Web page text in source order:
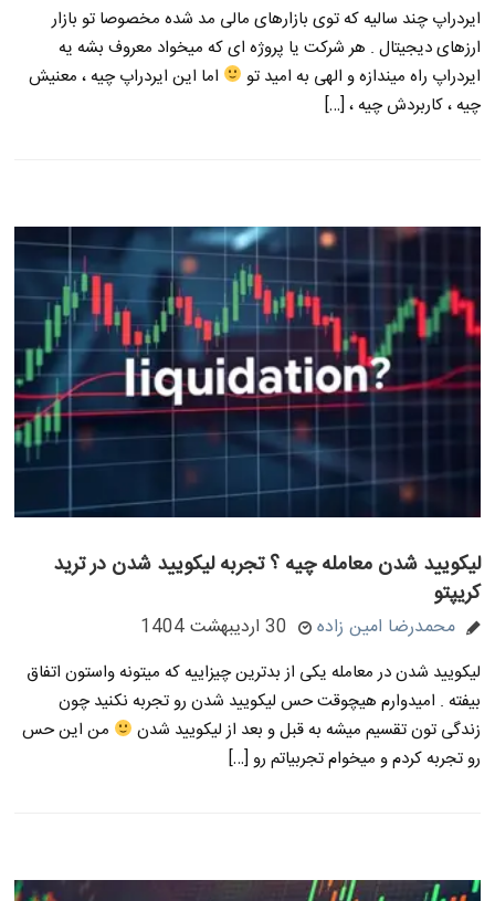
ایردراپ چند سالیه که توی بازارهای مالی مد شده مخصوصا تو بازار
ارزهای دیجیتال . هر شرکت یا پروژه ای که میخواد معروف بشه یه
ایردراپ راه میندازه و الهی به امید تو
اما این ایردراپ چیه ، معنیش
چیه ، کاربردش چیه ، […]
لیکویید شدن معامله چیه ؟ تجربه لیکویید شدن در ترید
کریپتو
محمدرضا امین زاده 30 اردیبهشت 1404
لیکویید شدن در معامله یکی از بدترین چیزاییه که میتونه واستون اتفاق
بیفته . امیدوارم هیچوقت حس لیکویید شدن رو تجربه نکنید چون
زندگی تون تقسیم میشه به قبل و بعد از لیکویید شدن
من این حس
رو تجربه کردم و میخوام تجربیاتم رو […]